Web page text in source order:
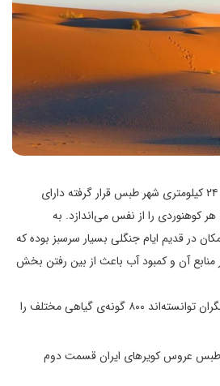
جنگل سنو که به طور دقیق در ۲۴ کیلومتری شهر طبس قرار گرفته دارای
کوهنوردی را از نفس می‌اندازد. به
در قدیم‌ ایام جنگلی بسیار سرسبز بوده که
منابع آن و کمبود آب باعث از بین رفتن بخش
با وجود این تخریب‌ها پژوهشگران توانسته‌اند ۸۰۰ گونه‌ی گیاهی مختلف را